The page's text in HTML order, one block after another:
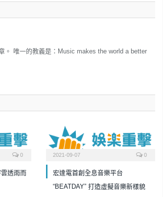
。 唯一的教義是：Music makes the world a better
0
雲透雨而
2021-09-07 0
宏達電首創全息音樂平台
“BEATDAY” 打造虛擬音樂新樣貌